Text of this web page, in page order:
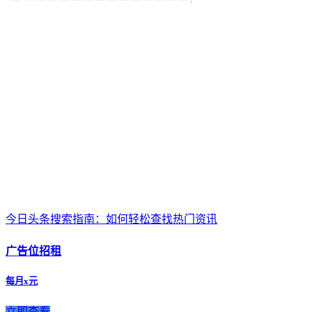
今日头条搜索指南：如何轻松查找热门资讯
广告位招租
每月x元